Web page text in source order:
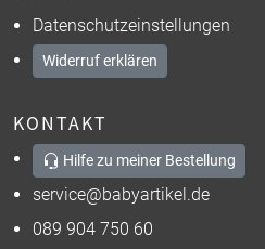
Datenschutzeinstellungen
Widerruf erklären
KONTAKT
Hilfe zu meiner Bestellung
service@babyartikel.de
089 904 750 60